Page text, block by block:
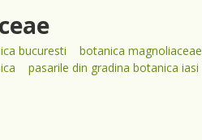
bucuresti botanica magnoliaceae
pasarile din gradina botanica iasi